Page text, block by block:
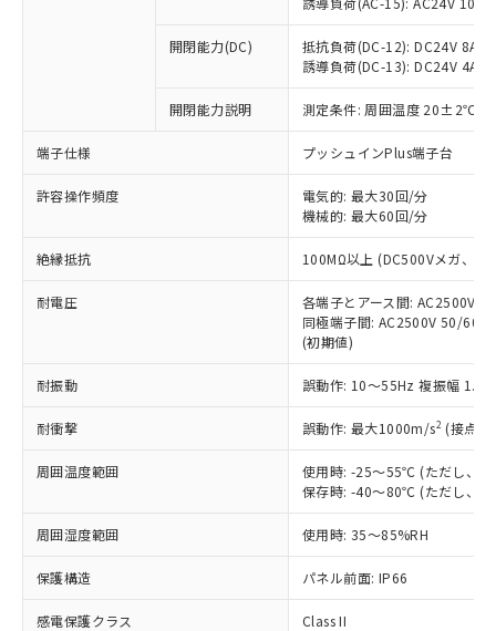
開閉能力(DC)
抵抗負荷(DC-12): DC24V 8A/
誘導負荷(DC-13): DC24V 4A/
開閉能力説明 測定条件: 周囲温度 20±2℃、
端子仕様 プッシュインPlus端子台
許容操作頻度
電気的: 最大30回/分
機械的: 最大60回/分
絶縁抵抗 100MΩ以上 (DC500Vメガ、点
耐電圧
各端子とアース間: AC2500V
同極端子間: AC2500V 50/
(初期値)
耐振動 誤動作: 10～55Hz 複振幅
耐衝撃 誤動作: 最大1000m/s2 (接点
周囲温度範囲
使用時: -25～55℃ (ただし、氷
保存時: -40～80℃ (ただし、氷
周囲湿度範囲 使用時: 35～85%RH
保護構造 パネル前面: IP66
感電保護クラス Class II
本サービスの対象外となる商品もある
ことをご了承ください。
在庫状況および標準価格照会結果は、
記載している更新日時点での社内デー
タに基づき作成されるものであり、閲
覧された時点での実際の在庫および標
準価格とは異なる場合があることをご
正式な納期状況および標準価格はお客
様のお取引先、またはお客様担当のオ
ムロン制御機器販売店・当社販売員に
オムロン制御機器販売店や当社販売拠
販売ネットワーク
」をご確認
在庫状況および標準価格結果を当社の
事前の承諾なく第三者に漏洩または開
示しないようお願いします。
マイパーツ機能（部品リスト作成サー
ビス）をご利用いただくには、I-Web
メンバーズにご登録されている必要が
お客様が当ウェブサイト上で当社にご
登録された部品リストについて、当社
および当社の共同利用者が、当社の製
品・サービスに関するお客様との取
引・商談に必要な範囲で利用すること
いたものが、含有品と判明した場合などや
むを得ず変更することがあります。
鉛(Pb) 1000ppm以下、 水銀(Hg) 1000ppm以下、 カド
六価クロム(Cr(Ⅵ)) 1000ppm以下、ポリ臭化ビフェニル
類(PBB) 1000ppm以下、ポリ臭化ジフェニルエーテル類
(PBDE) 1000ppm以下、フタル酸ビス(2-エチルヘキシ
ル) (DEHP)(別名：DOP) 1000ppm以下、フタル酸ブチ
ルベンジル（BBP） 1000ppm以下、フタル酸ジブチル
（DBP） 1000ppm以下、フタル酸ジイソブチル
但し、RoHS指令で産業用監視および制御機器に対する
フタル酸エステル類の４物質については閾値を超える意
図的な使用がないことを確認しています。
部品在庫の切り替え状況などにより、予定
月が前後することがあります。
※3 非含有証明書ダウンロード
下記の非含有証明書をダウンロードするこ
基準値を超えていることを示します。
「－」：未確認です。当社販売部門へお問
*中国RoHS10物質の基準値 (GB/T26572)：
Pb(鉛) :1000ppm、 Hg(水銀) : 1000ppm、 Cd(カドミウ
ム) : 100ppm、
Cr(Ⅵ)(六価クロム) : 1000ppm、 PBBs(ポリ臭化ビフェ
ニル類) : 1000ppm、 PBDEs(ポリ臭化ジフェニルエーテ
ル類) : 1000ppm、
DBP(フタル酸ジブチル) : 1000ppm、 DIBP(フタル酸ジ
DEHP(フタル酸ビス(2-エチルヘキシル)) : 1000ppm
「ｅ」：有害物質（10物質）のすべてが基
準値以下であることを示します。
「10」：通常の使用状況下において有害物
質が外部に漏えいし、環境に深刻な影響を
及ぼさない年数を意味します。
「－」：未確認です。当社販売部門へお問
当社は、これら貴社製品のうち、外国
為替および外国貿易法に定める商品
（以下｢規制貨物等」という）を輸出
または国外への提供する場合は、日本
国政府の輸出許可(または役務取引許
可)を取得するなどの必要な手続きを
当社は規制貨物を破棄する場合は、完
全に破砕するなど、違法に輸出されな
いよう必要な手段を講じます。
当社は貴社製品を、核兵器、ミサイ
ル、化学兵器、生物兵器またはその他
武器並びにこれらの製造装置等に一切
当社は、貴社製品を第三者に販売する
場合は、上記1、2および3の内容を当
該第三者に通知します。また当社は、
販売先および販売に係わる関係者が違
法に輸出するおそれがある場合は、取
り引きをいたしません。
キャンセル
説明
一定数以上の在庫あり
一定数には満たないが在庫あり
在庫なし(最新の在庫状況につ
いては、お客様のお取引先、ま
たはお客様担当のオムロン制御
機器販売店・当社販売員にご確
受注生産機種、また在庫状況の
情報を公開していない機種